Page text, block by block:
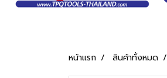
หน้าแรก สินค้าทั้งหมด